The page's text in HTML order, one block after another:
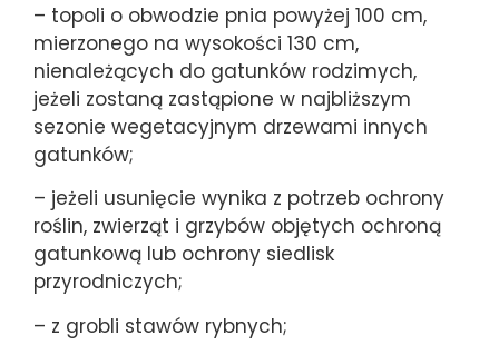
– topoli o obwodzie pnia powyżej 100 cm,
mierzonego na wysokości 130 cm,
nienależących do gatunków rodzimych,
jeżeli zostaną zastąpione w najbliższym
sezonie wegetacyjnym drzewami innych
gatunków;
– jeżeli usunięcie wynika z potrzeb ochrony
roślin, zwierząt i grzybów objętych ochroną
gatunkową lub ochrony siedlisk
przyrodniczych;
– z grobli stawów rybnych;